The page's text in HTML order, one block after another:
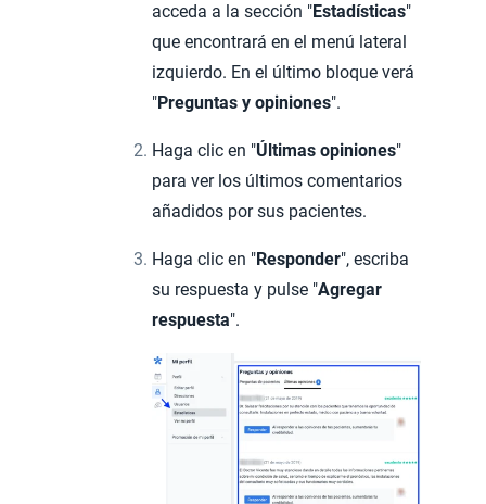
acceda a la sección "Estadísticas"
que encontrará en el menú lateral
izquierdo. En el último bloque verá
"Preguntas y opiniones".
Haga clic en "Últimas opiniones"
para ver los últimos comentarios
añadidos por sus pacientes.
Haga clic en "Responder", escriba
su respuesta y pulse "Agregar
respuesta".